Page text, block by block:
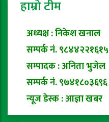
हाम्रो टीम
अध्यक्ष : निकेश खनाल
सम्पर्क नं. ९८४४२२१६१५
सम्पादक : अनिता भुजेल
सम्पर्क नं. ९७४१८०३६९६
न्यूज डेस्क : आज्ञा खबर